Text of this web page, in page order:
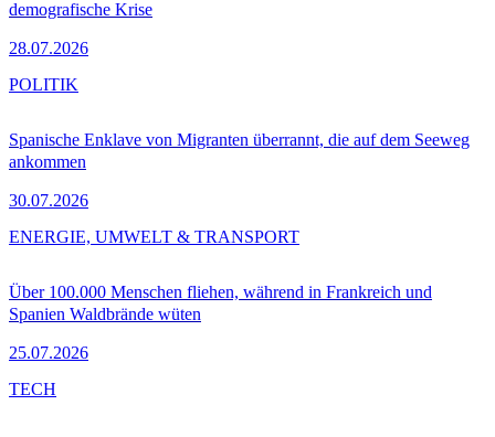
demografische Krise
28.07.2026
Spanische Enklave von Migranten überrannt, die auf dem Seeweg
ankommen
30.07.2026
POLITIK
Über 100.000 Menschen fliehen, während in Frankreich und
Spanien Waldbrände wüten
25.07.2026
ENERGIE, UMWELT & TRANSPORT
TECH